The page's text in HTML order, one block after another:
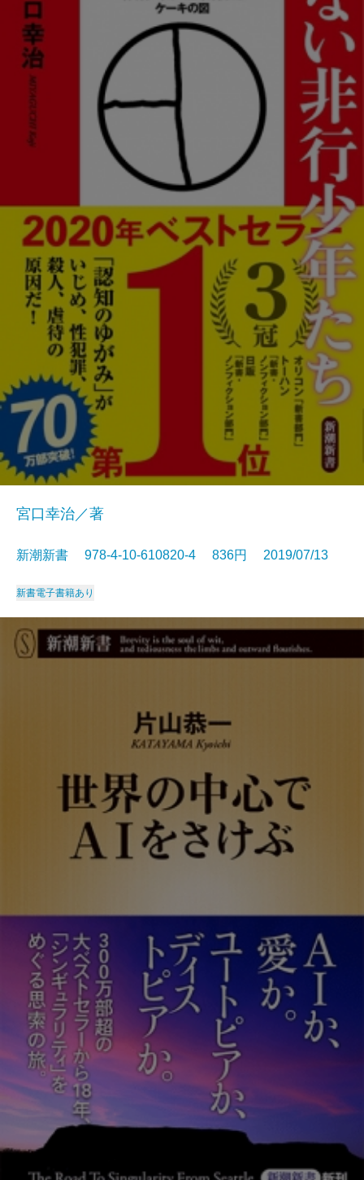
宮口幸治／著
新潮新書 978-4-10-610820-4 836円 2019/07/13
新書電子書籍あり